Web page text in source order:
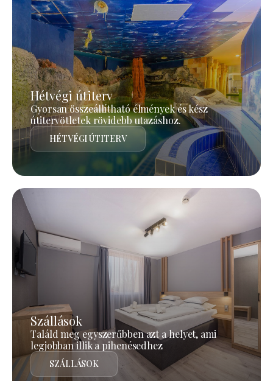
Hétvégi útiterv
Gyorsan összeállítható élmények és kész
útitervötletek rövidebb utazáshoz.
HÉTVÉGI ÚTITERV
Szállások
Találd meg egyszerűbben azt a helyet, ami
legjobban illik a pihenésedhez
SZÁLLÁSOK